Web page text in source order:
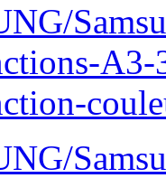
A3-